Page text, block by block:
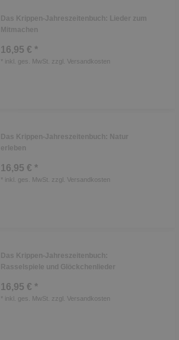
Das Krippen-Jahreszeitenbuch: Lieder zum
Mitmachen
16,95 € *
* inkl. ges. MwSt. zzgl. Versandkosten
Das Krippen-Jahreszeitenbuch: Natur
erleben
16,95 € *
* inkl. ges. MwSt. zzgl. Versandkosten
Das Krippen-Jahreszeitenbuch:
Rasselspiele und Glöckchenlieder
16,95 € *
* inkl. ges. MwSt. zzgl. Versandkosten